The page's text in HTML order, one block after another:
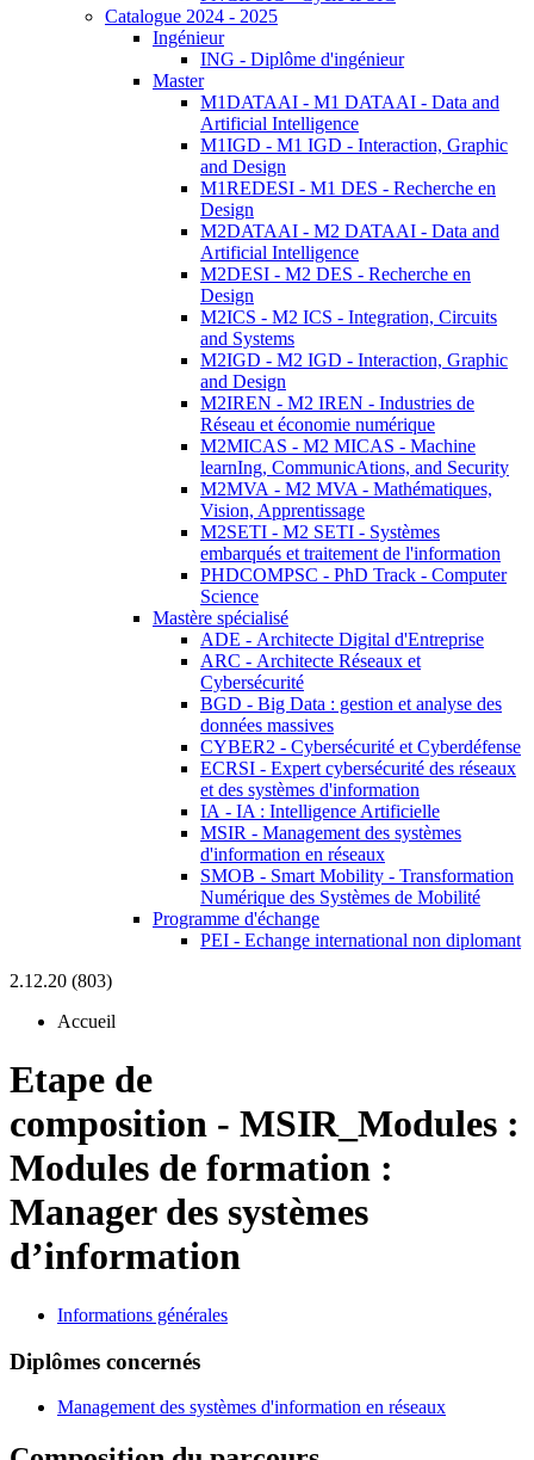
Catalogue 2024 - 2025
Ingénieur
ING - Diplôme d'ingénieur
Master
M1DATAAI - M1 DATAAI - Data and
Artificial Intelligence
M1IGD - M1 IGD - Interaction, Graphic
and Design
M1REDESI - M1 DES - Recherche en
Design
M2DATAAI - M2 DATAAI - Data and
Artificial Intelligence
M2DESI - M2 DES - Recherche en
Design
M2ICS - M2 ICS - Integration, Circuits
and Systems
M2IGD - M2 IGD - Interaction, Graphic
and Design
M2IREN - M2 IREN - Industries de
Réseau et économie numérique
M2MICAS - M2 MICAS - Machine
learnIng, CommunicAtions, and Security
M2MVA - M2 MVA - Mathématiques,
Vision, Apprentissage
M2SETI - M2 SETI - Systèmes
embarqués et traitement de l'information
PHDCOMPSC - PhD Track - Computer
Science
Mastère spécialisé
ADE - Architecte Digital d'Entreprise
ARC - Architecte Réseaux et
Cybersécurité
BGD - Big Data : gestion et analyse des
données massives
CYBER2 - Cybersécurité et Cyberdéfense
ECRSI - Expert cybersécurité des réseaux
et des systèmes d'information
IA - IA : Intelligence Artificielle
MSIR - Management des systèmes
d'information en réseaux
SMOB - Smart Mobility - Transformation
Numérique des Systèmes de Mobilité
Programme d'échange
PEI - Echange international non diplomant
2.12.20 (803)
Accueil
Etape de
composition - MSIR_Modules :
Modules de formation :
Manager des systèmes
d’information
Informations générales
Diplômes concernés
Management des systèmes d'information en réseaux